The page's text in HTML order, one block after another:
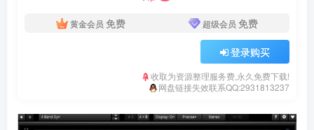
黄金会员 免费 超级会员 免费
登录购买
收取为资源整理服务费,永久免费下载!
网盘链接失效联系QQ:2931813237